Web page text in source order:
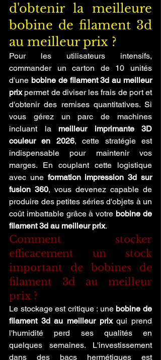
d'obtenir la meilleure
bobine de filament 3d
au meilleur prix ?
Pour les utilisateurs intensifs,
commander un carton de 10 unités
d'une bobine de filament 3d au meilleur
prix permet de diviser les frais de port et
d'obtenir des remises quantitatives. Si
vous gérez un parc de machines
incluant la meilleur imprimante 3D
couleur en 2026, cette stratégie est
indispensable pour maintenir vos
marges. En couplant cette logistique
avec une formation impression 3d sur
fusion 360, vous devenez capable de
produire des petites séries d'objets à un
coût imbattable grâce à votre bobine de
filament 3d au meilleur prix.
Comment stocker
efficacement un stock
important de bobines de
filament 3d au meilleur
prix ?
Le stockage est critique : une bobine de
filament 3d au meilleur prix qui prend
l'humidité perd ses qualités en
quelques semaines. L'investissement
dans des bacs hermétiques est